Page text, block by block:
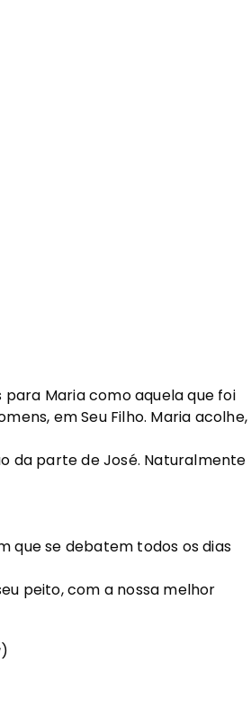
Maria como aquela que foi
em Seu Filho. Maria acolhe,
da parte de José. Naturalmente
que se debatem todos os dias
peito, com a nossa melhor
)